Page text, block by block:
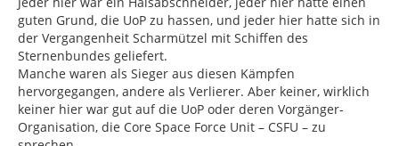
guten Grund, die UoP zu hassen, und jeder hier hatte sich in
der Vergangenheit Scharmützel mit Schiffen des
Sternenbundes geliefert.
Manche waren als Sieger aus diesen Kämpfen
hervorgegangen, andere als Verlierer. Aber keiner, wirklich
keiner hier war gut auf die UoP oder deren Vorgänger-
Organisation, die Core Space Force Unit – CSFU – zu